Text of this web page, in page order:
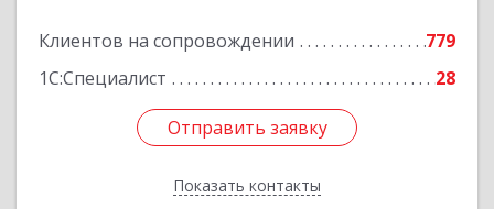
Клиентов на сопровождении
779
1С:Специалист
28
Отправить заявку
Показать контакты
Отправить заявку
Назад